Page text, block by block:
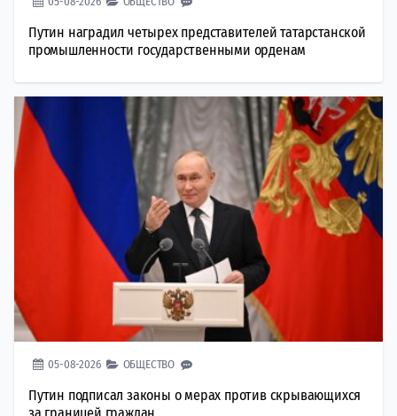
Путин наградил четырех представителей татарстанской
промышленности государственными орденам
05-08-2026 ОБЩЕСТВО
Путин подписал законы о мерах против скрывающихся